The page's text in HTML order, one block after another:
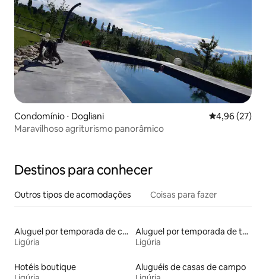
Condomínio ⋅ Dogliani 4,96 de uma
4,96 (27)
Maravilhoso agriturismo panorâmico
Destinos para conhecer
Outros tipos de acomodações Coisas para fazer
Aluguel por temporada de castelos
Ligúria
Aluguel por temporada de townhouses
Ligúria
Hotéis boutique
Aluguéis de casas de campo